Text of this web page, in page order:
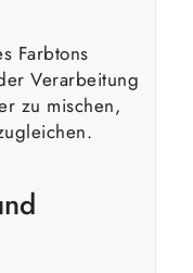
Farbtons
Verarbeitung
zu mischen,